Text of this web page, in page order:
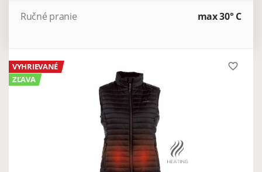
Ručné pranie max 30° C
VYHRIEVANÉ
ZĽAVA
favorite_border